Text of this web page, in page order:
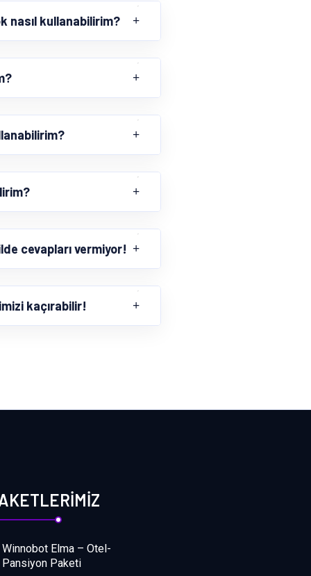
nasıl kullanabilirim?
cevapları vermiyor!
kaçırabilir!
Winnobot Elma – Otel-
Pansiyon Paketi